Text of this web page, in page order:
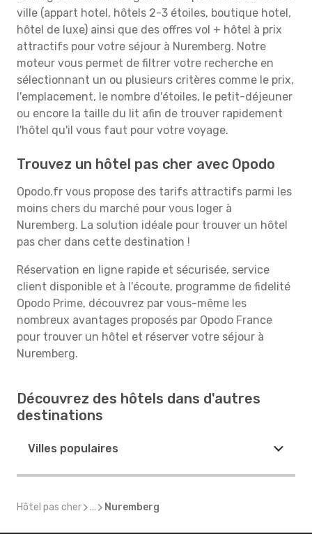
ville (appart hotel, hôtels 2-3 étoiles, boutique hotel,
hôtel de luxe) ainsi que des offres vol + hôtel à prix
attractifs pour votre séjour à Nuremberg. Notre
moteur vous permet de filtrer votre recherche en
sélectionnant un ou plusieurs critères comme le prix,
l'emplacement, le nombre d'étoiles, le petit-déjeuner
ou encore la taille du lit afin de trouver rapidement
l'hôtel qu'il vous faut pour votre voyage.
Trouvez un hôtel pas cher avec Opodo
Opodo.fr vous propose des tarifs attractifs parmi les
moins chers du marché pour vous loger à
Nuremberg. La solution idéale pour trouver un hôtel
pas cher dans cette destination !
Réservation en ligne rapide et sécurisée, service
client disponible et à l'écoute, programme de fidelité
Opodo Prime, découvrez par vous-même les
nombreux avantages proposés par Opodo France
pour trouver un hôtel et réserver votre séjour à
Nuremberg.
Découvrez des hôtels dans d'autres
destinations
Villes populaires
Hôtel pas cher ... Nuremberg